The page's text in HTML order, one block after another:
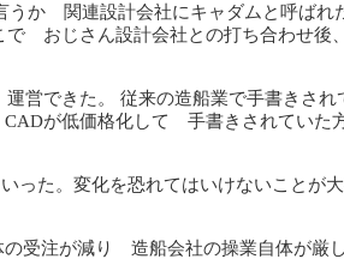
うか 関連設計会社にキャダムと呼ばれ
おじさん設計会社との打ち合わせ後
営できた。 従来の造船業で手書きされ
が低価格化して 手書きされていた
った。変化を恐れてはいけないことが
受注が減り 造船会社の操業自体が厳